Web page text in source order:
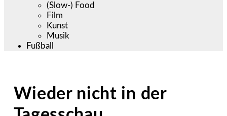
(Slow-) Food
Film
Kunst
Musik
Fußball
Wieder nicht in der